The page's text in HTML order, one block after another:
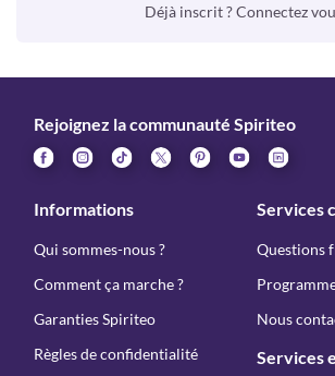
Déjà inscrit ? Connectez
Rejoignez la communauté Spiriteo
Informations
Qui sommes-nous ?
Comment ça marche ?
Garanties Spiriteo
Règles de confidentialité
Services
Questions
Nous
Services